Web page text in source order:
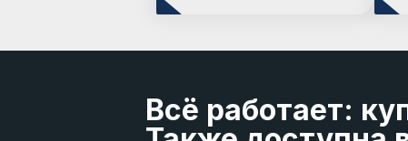
Всё работает: